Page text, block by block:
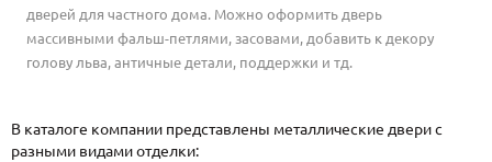
дверей для частного дома. Можно оформить дверь
массивными фальш-петлями, засовами, добавить к декору
голову льва, античные детали, поддержки и тд.
В каталоге компании представлены металлические двери с
разными видами отделки: